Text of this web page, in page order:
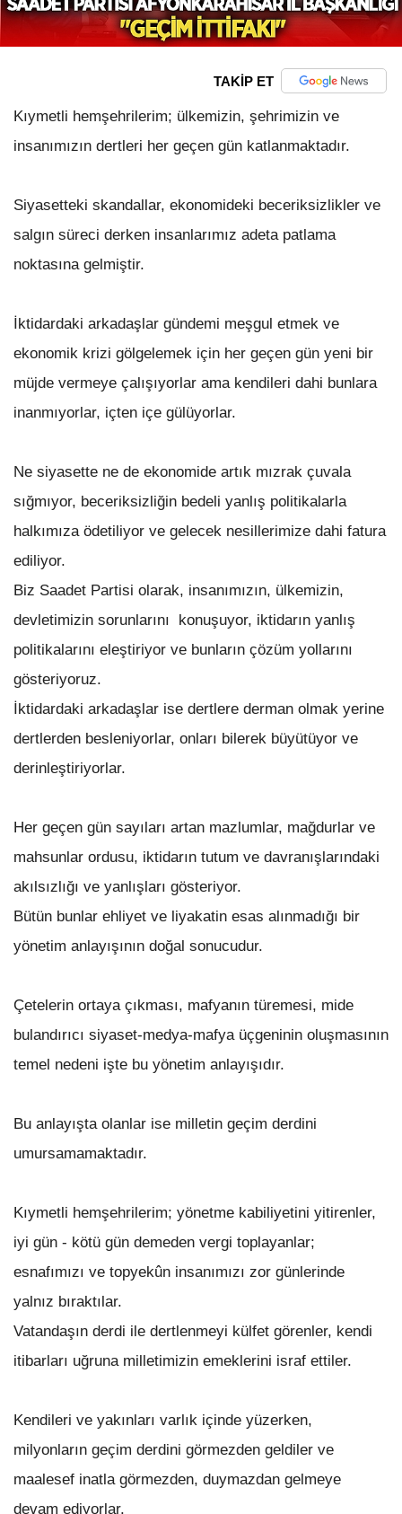
TAKİP ET
Kıymetli hemşehrilerim; ülkemizin, şehrimizin ve
insanımızın dertleri her geçen gün katlanmaktadır.
Siyasetteki skandallar, ekonomideki beceriksizlikler ve
salgın süreci derken insanlarımız adeta patlama
noktasına gelmiştir.
İktidardaki arkadaşlar gündemi meşgul etmek ve
ekonomik krizi gölgelemek için her geçen gün yeni bir
müjde vermeye çalışıyorlar ama kendileri dahi bunlara
inanmıyorlar, içten içe gülüyorlar.
Ne siyasette ne de ekonomide artık mızrak çuvala
sığmıyor, beceriksizliğin bedeli yanlış politikalarla
halkımıza ödetiliyor ve gelecek nesillerimize dahi fatura
ediliyor.
Biz Saadet Partisi olarak, insanımızın, ülkemizin,
devletimizin sorunlarını konuşuyor, iktidarın yanlış
politikalarını eleştiriyor ve bunların çözüm yollarını
gösteriyoruz.
İktidardaki arkadaşlar ise dertlere derman olmak yerine
dertlerden besleniyorlar, onları bilerek büyütüyor ve
derinleştiriyorlar.
Her geçen gün sayıları artan mazlumlar, mağdurlar ve
mahsunlar ordusu, iktidarın tutum ve davranışlarındaki
akılsızlığı ve yanlışları gösteriyor.
Bütün bunlar ehliyet ve liyakatin esas alınmadığı bir
yönetim anlayışının doğal sonucudur.
Çetelerin ortaya çıkması, mafyanın türemesi, mide
bulandırıcı siyaset-medya-mafya üçgeninin oluşmasının
temel nedeni işte bu yönetim anlayışıdır.
Bu anlayışta olanlar ise milletin geçim derdini
umursamamaktadır.
Kıymetli hemşehrilerim; yönetme kabiliyetini yitirenler,
iyi gün - kötü gün demeden vergi toplayanlar;
esnafımızı ve topyekûn insanımızı zor günlerinde
yalnız bıraktılar.
Vatandaşın derdi ile dertlenmeyi külfet görenler, kendi
itibarları uğruna milletimizin emeklerini israf ettiler.
Kendileri ve yakınları varlık içinde yüzerken,
milyonların geçim derdini görmezden geldiler ve
maalesef inatla görmezden, duymazdan gelmeye
devam ediyorlar.